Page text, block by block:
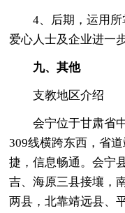
4、后期，运用所
爱心人士及企业进一
九、其他
支教地区介绍
会宁位于甘肃省中
309线横跨东西，省
捷，信息畅通。会宁
吉、海原三县接壤，
两县，北靠靖远县、